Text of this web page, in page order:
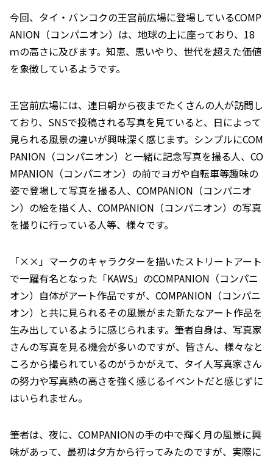
今回、タイ・バンコクの王宮前広場に登場しているCOMP
ANION（コンパニオン）は、地球の上に座っており、18
ｍの高さに及びます。知恵、思いやり、世代を超えた価値
を象徴しているようです。
王宮前広場には、連日朝から夜までたくさんの人が訪問し
ており、SNSで投稿される写真を見ていると、日によって
見られる風景の違いが興味深く感じます。シンプルにCOM
PANION（コンパニオン）と一緒に記念写真を撮る人、CO
MPANION（コンパニオン）の前でヨガや自転車等趣味の
姿で登場して写真を撮る人、COMPANION（コンパニオ
ン）の絵を描く人、COMPANION（コンパニオン）の写真
を撮りに行っている人等、様々です。
「××」マークのキャラクターを描いたストリートアート
で一躍有名となった「KAWS」のCOMPANION（コンパニ
オン）自体がアート作品ですが、COMPANION（コンパニ
オン）と共に見られるその風景がまた新たなアート作品を
生み出しているように感じられます。筆者自身は、写真家
さんの写真を見る機会が多いのですが、皆さん、様々なと
ころから撮られているのがうかがえて、タイ人写真家さん
の努力や写真熱の高さを強く感じるイベントだと感じずに
はいられません。
筆者は、夜に、COMPANIONの手の中で輝く月の風景に興
味があって、最初は夕方から行ってみたのですが、実際に